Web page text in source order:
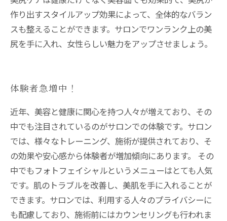
作り出すスタイルアップ効果によって、全体的なバラン
スも整えることができます。サロンでワンランク上の美
尻を手に入れ、女性らしい魅力をアップさせましょう。
体験者急増中！
近年、美容と健康に関心を持つ人々が増えており、その
中でも注目されているのがサロンでの体験です。サロン
では、様々なトレーニング、施術が提供されており、そ
の効果や安心感から体験者が増加傾向にあります。 その
中でもフォトフェイシャルというメニューはとても人気
です。肌のトラブルを改善し、美肌を手に入れることが
できます。サロンでは、利用する人々のプライバシーに
も配慮しており、施術前にはカウンセリングも行われま